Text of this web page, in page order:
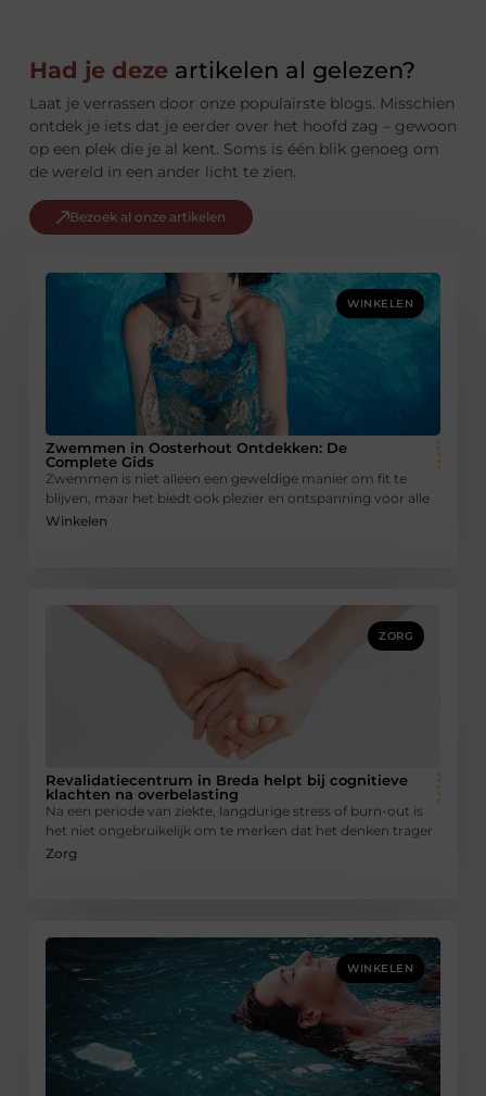
Had je deze artikelen al gelezen?
Laat je verrassen door onze populairste blogs. Misschien
ontdek je iets dat je eerder over het hoofd zag – gewoon
op een plek die je al kent. Soms is één blik genoeg om
de wereld in een ander licht te zien.
Bezoek al onze artikelen
WINKELEN
Zwemmen in Oosterhout Ontdekken: De
Complete Gids
Zwemmen is niet alleen een geweldige manier om fit te
blijven, maar het biedt ook plezier en ontspanning voor alle
Winkelen
ZORG
Revalidatiecentrum in Breda helpt bij cognitieve
klachten na overbelasting
Na een periode van ziekte, langdurige stress of burn-out is
het niet ongebruikelijk om te merken dat het denken trager
Zorg
WINKELEN